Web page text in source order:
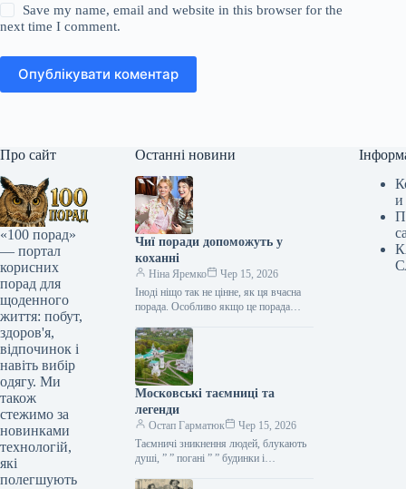
Save my name, email and website in this browser for the
next time I comment.
Опублікувати коментар
Про сайт
«100 порад»
— портал
корисних
порад для
щоденного
життя: побут,
здоров'я,
відпочинок і
навіть вибір
одягу. Ми
також
стежимо за
новинками
технологій,
які
полегшують
Останні новини
Чиї поради допоможуть у
коханні
Ніна Яремко
Чер 15, 2026
Іноді ніщо так не цінне, як ця вчасна
порада. Особливо якщо це порада
косметолога, тренера, стиліста…
Московські таємниці та
легенди
Остап Гарматюк
Чер 15, 2026
Таємничі зникнення людей, блукають
душі, ” ” погані ” ” будинки і
и